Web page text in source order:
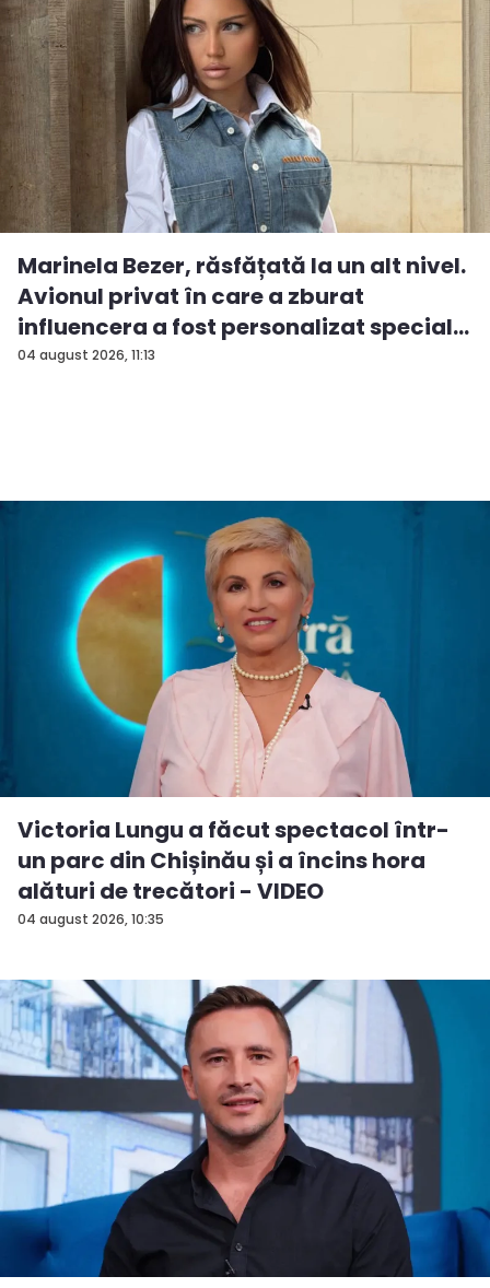
04 august 2026, 11:13
Marinela Bezer, răsfățată la un alt nivel.
Avionul privat în care a zburat
influencera a fost personalizat special...
04 august 2026, 10:35
Victoria Lungu a făcut spectacol într-
un parc din Chișinău și a încins hora
alături de trecători - VIDEO